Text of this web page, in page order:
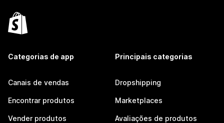
Categorias de app
Canais de vendas
Encontrar produtos
Vender produtos
Principais categorias
Dropshipping
Marketplaces
Avaliações de produtos